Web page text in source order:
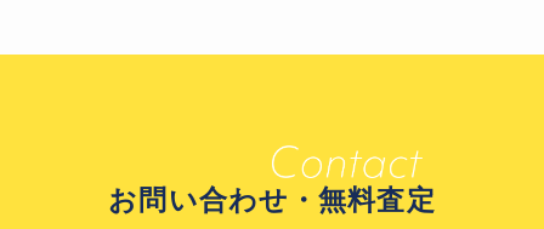
お問い合わせ・無料査定